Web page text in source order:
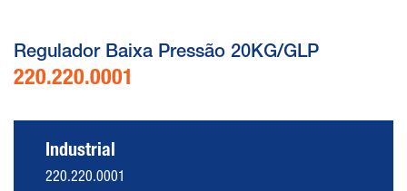
Regulador Baixa Pressão 20KG/GLP
220.220.0001
Industrial
220.220.0001